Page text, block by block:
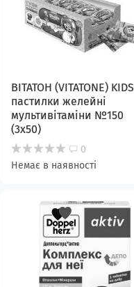
ВІТАТОН (VITATONE) KIDS
пастилки желейні
мультивітаміни №150
(3х50)
0
Немає в наявності